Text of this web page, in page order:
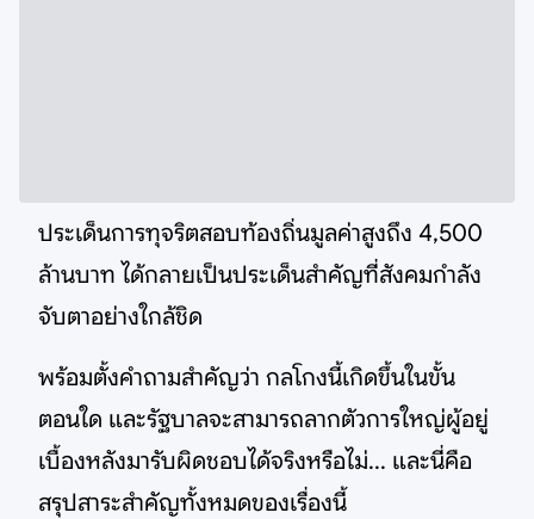
ประเด็นการทุจริตสอบท้องถิ่นมูลค่าสูงถึง 4,500
ล้านบาท ได้กลายเป็นประเด็นสำคัญที่สังคมกำลัง
จับตาอย่างใกล้ชิด
พร้อมตั้งคำถามสำคัญว่า กลโกงนี้เกิดขึ้นในขั้น
ตอนใด และรัฐบาลจะสามารถลากตัวการใหญ่ผู้อยู่
เบื้องหลังมารับผิดชอบได้จริงหรือไม่... และนี่คือ
สรุปสาระสำคัญทั้งหมดของเรื่องนี้